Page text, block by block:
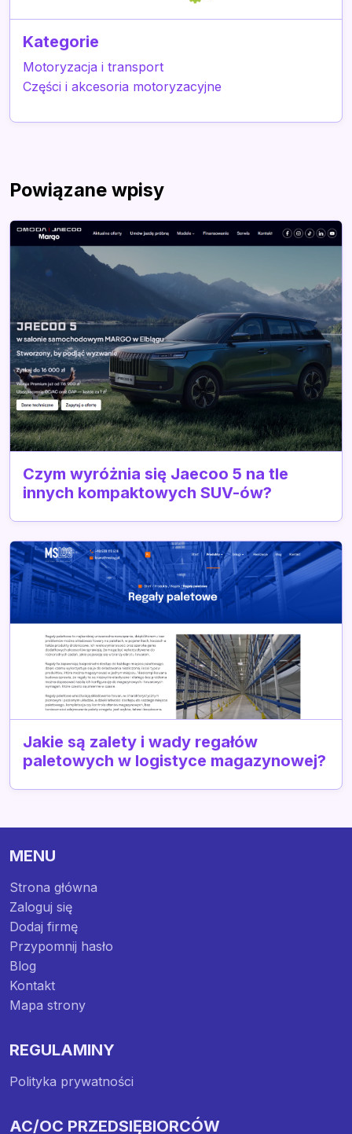
Kategorie
Motoryzacja i transport
Części i akcesoria motoryzacyjne
Powiązane wpisy
Czym wyróżnia się Jaecoo 5 na tle
innych kompaktowych SUV-ów?
Jakie są zalety i wady regałów
paletowych w logistyce magazynowej?
MENU
Strona główna
Zaloguj się
Dodaj firmę
Przypomnij hasło
Blog
Kontakt
Mapa strony
REGULAMINY
Polityka prywatności
AC/OC PRZEDSIĘBIORCÓW